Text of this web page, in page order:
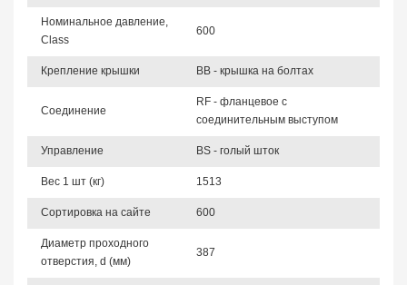
Номинальное давление,
Class
600
Крепление крышки BB - крышка на болтах
Соединение
RF - фланцевое с
соединительным выступом
Управление BS - голый шток
Вес 1 шт (кг) 1513
Сортировка на сайте 600
Диаметр проходного
отверстия, d (мм)
387